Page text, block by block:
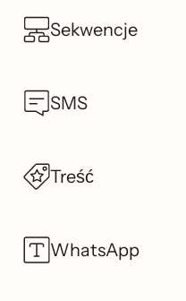
Sekwencje
SMS
Treść
WhatsApp